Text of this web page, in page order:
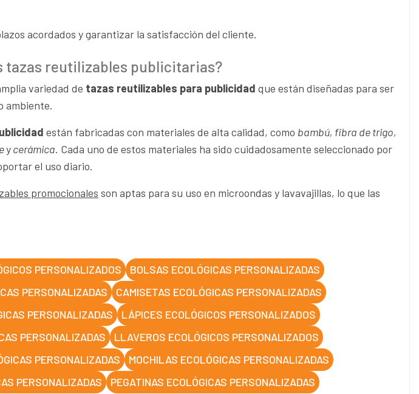
acordados y garantizar la satisfacción del cliente.
tazas reutilizables publicitarias?
variedad de tazas reutilizables para publicidad que están diseñadas para ser
ambiente.
están fabricadas con materiales de alta calidad, como bambú, fibra de trigo,
ycerámica. Cada uno de estos materiales ha sido cuidadosamente seleccionado por
el uso diario.
promocionales son aptas para su uso en microondas y lavavajillas, lo que las
PERSONALIZADOS
BOLSAS ECOLÓGICAS PERSONALIZADAS
PERSONALIZADAS
CAMISETAS ECOLÓGICAS PERSONALIZADAS
PERSONALIZADAS
LÁPICES ECOLÓGICOS PERSONALIZADOS
PERSONALIZADAS
LLAVEROS ECOLÓGICOS PERSONALIZADOS
PERSONALIZADAS
MOCHILAS ECOLÓGICAS PERSONALIZADAS
PERSONALIZADAS
PEGATINAS ECOLÓGICAS PERSONALIZADAS